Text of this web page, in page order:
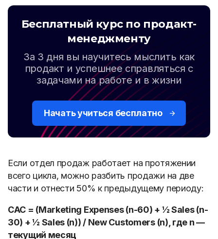
Бесплатный курс по продакт-
менеджменту
За 3 дня вы научитесь мыслить как
продакт и успешнее справляться с
задачами на работе и в жизни
Начать учиться бесплатно
Если отдел продаж работает на протяжении
всего цикла, можно разбить продажи на две
части и отнести 50% к предыдущему периоду:
CAC = (Marketing Expenses (n-60) + ½ Sales (n-
30) + ½ Sales (n)) / New Customers (n), где n —
текущий месяц